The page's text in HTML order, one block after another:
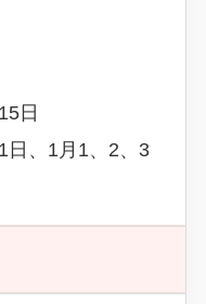
日
日、1月1、2、3